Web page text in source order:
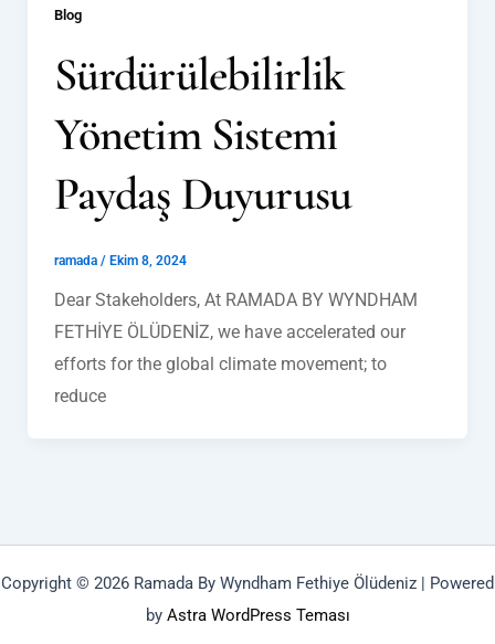
Blog
Sürdürülebilirlik
Yönetim Sistemi
Paydaş Duyurusu
ramada / Ekim 8, 2024
Dear Stakeholders, At RAMADA BY WYNDHAM
FETHİYE ÖLÜDENİZ, we have accelerated our
efforts for the global climate movement; to
reduce
Copyright © 2026 Ramada By Wyndham Fethiye Ölüdeniz | Powered
by Astra WordPress Teması